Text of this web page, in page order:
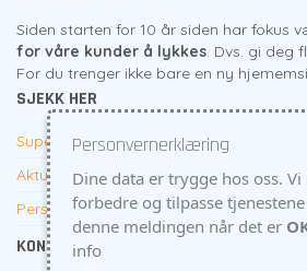
Siden starten for 10 år siden har fokus
for våre kunder å lykkes. Dvs. gi deg
For du trenger ikke bare en ny
SJEKK HER
Supert tilbud til firma
Aktuelt
Personvern
KONTAKTINFO
Personvernerklæring
Dine data er trygge hos oss.
forbedre og tilpasse
denne meldingen når det er
info